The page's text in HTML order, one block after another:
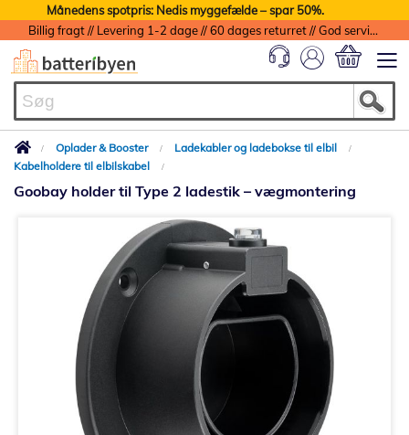
Månedens spotpris: Nedis myggefælde – spar 50%.
Billig fragt // Levering 1-2 dage // 60 dages returret // God service med garanti
Oplader & Booster
Ladekabler og ladebokse til elbil
Kabelholdere til elbilskabel
Goobay holder til Type 2 ladestik – vægmontering